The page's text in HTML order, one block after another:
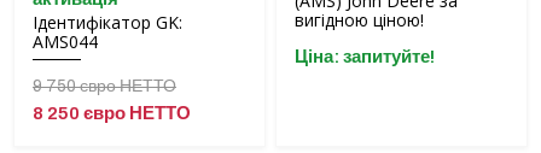
Ідентифікатор GK:
AMS044
9 750 євро НЕТТО
8 250 євро НЕТТО
вигідною ціною!
Ціна: запитуйте!